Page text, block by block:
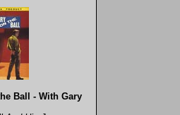
Ball - With Gary